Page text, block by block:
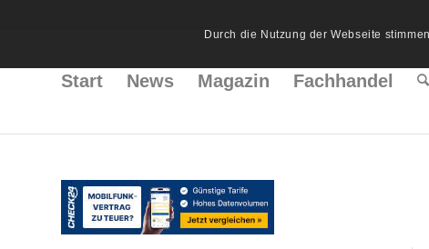
Start News Magazin Fachhandel
Durch die Nutzung der Webseite